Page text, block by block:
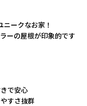
ークなお家！
ーの屋根が印象的です
で安心
すさ抜群